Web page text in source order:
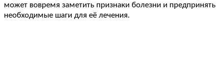
может вовремя заметить признаки болезни и предпринять
необходимые шаги для её лечения.